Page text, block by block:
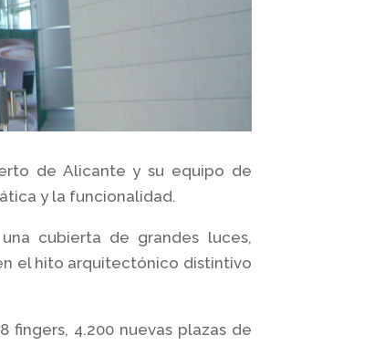
de Alicante y su equipo de
y la funcionalidad.
cubierta de grandes luces,
el hito arquitectónico distintivo
fingers, 4.200 nuevas plazas de